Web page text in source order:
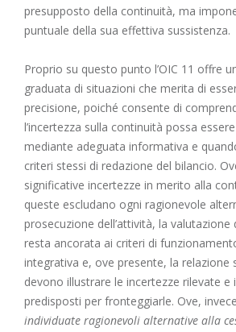
presupposto della continuità, ma
puntuale della sua effettiva sussistenza.
Proprio su questo punto l’OIC 11 offre
graduata di situazioni che merita di
precisione, poiché consente di
l’incertezza sulla continuità possa
mediante adeguata informativa e
criteri stessi di redazione del bilancio.
significative incertezze in merito alla
queste escludano ogni ragionevole
prosecuzione dell’attività, la valutazione
resta ancorata ai criteri di
integrativa e, ove presente, la relazione
devono illustrare le incertezze rilevate e
predisposti per fronteggiarle. Ove,
individuate ragionevoli alternative alla